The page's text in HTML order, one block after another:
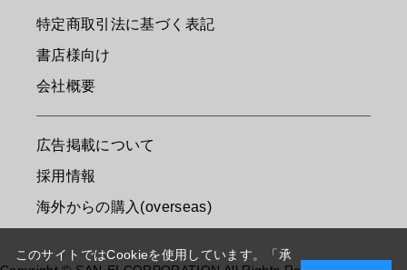
特定商取引法に基づく表記
書店様向け
会社概要
広告掲載について
採用情報
海外からの購入(overseas)
このサイトではCookieを使用しています。「承